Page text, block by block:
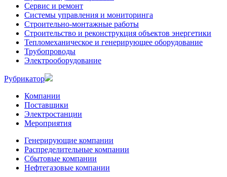
Сервис и ремонт
Системы управления и мониторинга
Строительно-монтажные работы
Строительство и реконструкция объектов энергетики
Тепломеханическое и генерирующее оборудование
Трубопроводы
Электрооборудование
Рубрикатор
Компании
Поставщики
Электростанции
Мероприятия
Генерирующие компании
Распределительные компании
Сбытовые компании
Нефтегазовые компании